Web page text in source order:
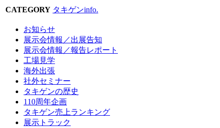
CATEGORY タキゲンinfo.
お知らせ
展示会情報／出展告知
展示会情報／報告レポート
工場見学
海外出張
社外セミナー
タキゲンの歴史
110周年企画
タキゲン売上ランキング
展示トラック